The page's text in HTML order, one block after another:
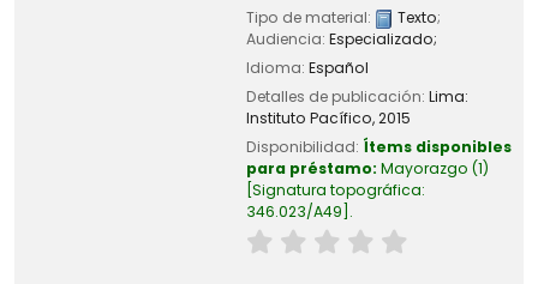
Tipo de material:
Texto;
Audiencia: Especializado;
Idioma: Español
Detalles de publicación: Lima:
Instituto Pacífico,2015
Disponibilidad: Ítems disponibles
para préstamo: Mayorazgo (1)
Signatura topográfica:
346.023/A49 .